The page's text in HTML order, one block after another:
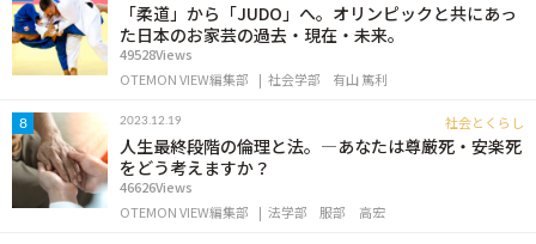
「柔道」から「JUDO」へ。オリンピックと共にあっ
た日本のお家芸の過去・現在・未来。
49528Views
OTEMON VIEW編集部
社会学部 有山 篤利
8 2023.12.19 社会とくらし
人生最終段階の倫理と法。―あなたは尊厳死・安楽死
をどう考えますか？
46626Views
OTEMON VIEW編集部
法学部 服部 高宏